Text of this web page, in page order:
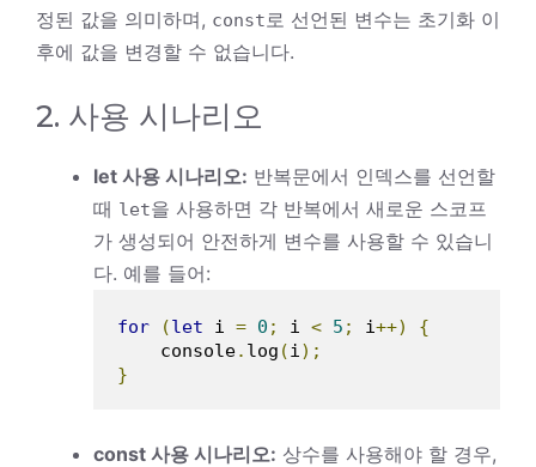
정된 값을 의미하며, const 로 선언된 변수는 초기화 이
후에 값을 변경할 수 없습니다.
2. 사용 시나리오
let 사용 시나리오: 반복문에서 인덱스를 선언할
때 let을 사용하면 각 반복에서 새로운 스코프
가 생성되어 안전하게 변수를 사용할 수 있습니
다. 예를 들어:
for (let i = 0 ; i < 5 ; i++)
{
    console
. log (i );
}
const 사용 시나리오: 상수를 사용해야 할 경우,